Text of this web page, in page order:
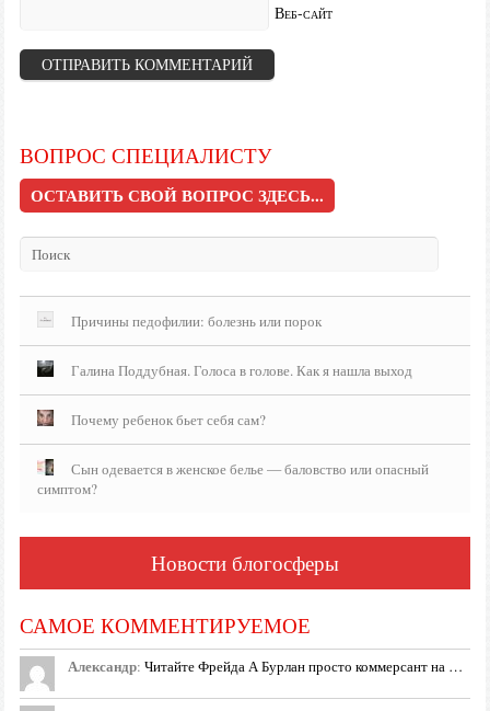
Веб-сайт
ВОПРОС СПЕЦИАЛИСТУ
ОСТАВИТЬ СВОЙ ВОПРОС ЗДЕСЬ...
Причины педофилии: болезнь или порок
Галина Поддубная. Голоса в голове. Как я нашла выход
Почему ребенок бьет себя сам?
Сын одевается в женское белье — баловство или опасный
симптом?
Новости блогосферы
САМОЕ КОММЕНТИРУЕМОЕ
Александр: Читайте Фрейда А Бурлан просто коммерсант на …